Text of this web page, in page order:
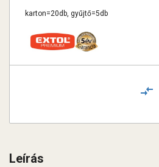
karton=20db, gyűjtő=5db
Leírás